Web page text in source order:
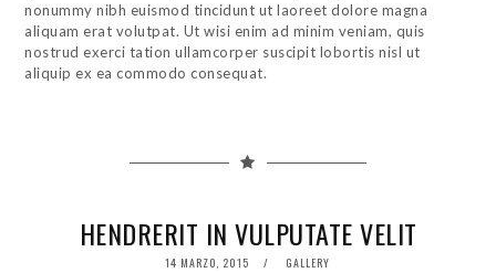
nonummy nibh euismod tincidunt ut laoreet dolore magna
aliquam erat volutpat. Ut wisi enim ad minim veniam, quis
nostrud exerci tation ullamcorper suscipit lobortis nisl ut
aliquip ex ea commodo consequat.
HENDRERIT IN VULPUTATE VELIT
POSTED
14 MARZO, 2015 GALLERY